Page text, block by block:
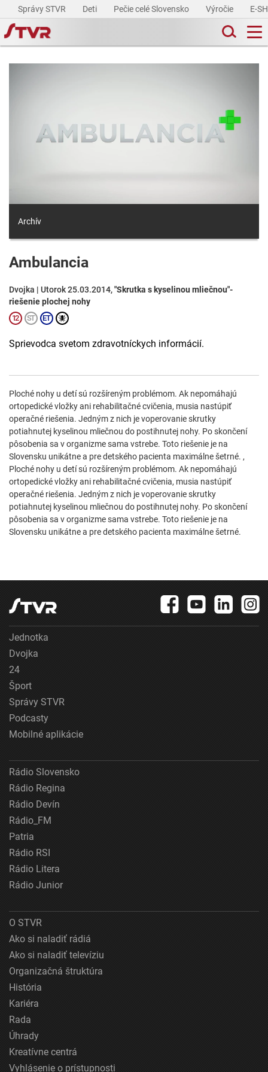
Správy STVR Deti Pečie celé Slovensko Výročie E-
Archív
Ambulancia
Dvojka | Utorok 25.03.2014,"Skrutka s kyselinou mliečnou"-
riešenie plochej nohy
Sprievodca svetom zdravotníckych informácií.
Ploché nohy u detí sú rozšíreným problémom. Ak nepomáhajú
ortopedické vložky ani rehabilitačné cvičenia, musia nastúpiť
operačné riešenia. Jedným z nich je voperovanie skrutky
potiahnutej kyselinou mliečnou do postihnutej nohy. Po skončení
pôsobenia sa v organizme sama vstrebe. Toto riešenie je na
Slovensku unikátne a pre detského pacienta maximálne šetrné. ,
Ploché nohy u detí sú rozšíreným problémom. Ak nepomáhajú
ortopedické vložky ani rehabilitačné cvičenia, musia nastúpiť
operačné riešenia. Jedným z nich je voperovanie skrutky
potiahnutej kyselinou mliečnou do postihnutej nohy. Po skončení
pôsobenia sa v organizme sama vstrebe. Toto riešenie je na
Slovensku unikátne a pre detského pacienta maximálne šetrné.
Jednotka
Dvojka
24
Šport
Správy STVR
Podcasty
Mobilné aplikácie
Rádio Slovensko
Rádio Regina
Rádio Devín
Rádio_FM
Patria
Rádio RSI
Rádio Litera
Rádio Junior
O STVR
Ako si naladiť rádiá
Ako si naladiť televíziu
Organizačná štruktúra
História
Kariéra
Rada
Úhrady
Kreatívne centrá
Vyhlásenie o prístupnosti